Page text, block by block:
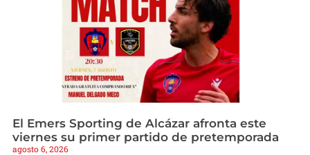
El Emers Sporting de Alcázar afronta este
viernes su primer partido de pretemporada
agosto 6, 2026